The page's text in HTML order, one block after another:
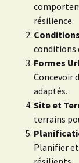
résilience.
conditions
Formes
Concevoir
adaptés.
Site et
terrains
Planifier